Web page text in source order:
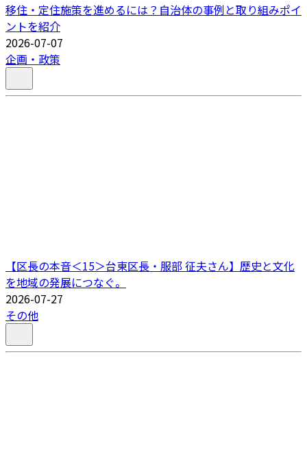
移住・定住施策を進めるには？自治体の事例と取り組みポイ
ントを紹介
2026-07-07
企画・政策
【区長の本音＜15＞台東区長・服部 征夫さん】歴史と文化
を地域の発展につなぐ。
2026-07-27
その他